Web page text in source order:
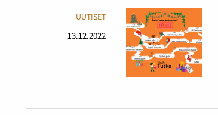
UUTISET
13.12.2022